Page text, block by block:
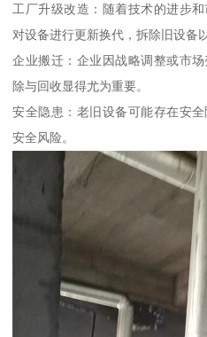
工厂升级改造：随着技术的进步
对设备进行更新换代，拆除旧设备
企业搬迁：企业因战略调整或市
除与回收显得尤为重要。
安全隐患：老旧设备可能存在安
安全风险。